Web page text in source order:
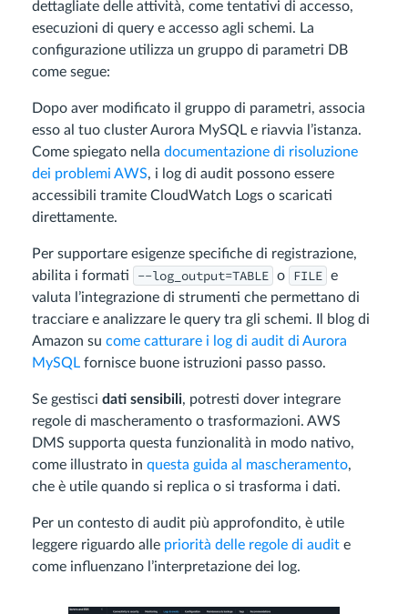
dettagliate delle attività, come tentativi di accesso,
esecuzioni di query e accesso agli schemi. La
configurazione utilizza un gruppo di parametri DB
come segue:
Dopo aver modificato il gruppo di parametri, associa
esso al tuo cluster Aurora MySQL e riavvia l’istanza.
Come spiegato nella documentazione di risoluzione
dei problemi AWS, i log di audit possono essere
accessibili tramite CloudWatch Logs o scaricati
direttamente.
Per supportare esigenze specifiche di registrazione,
abilita i formati
--log_output=TABLE o FILE e
valuta l’integrazione di strumenti che permettano di
tracciare e analizzare le query tra gli schemi. Il blog di
Amazon su come catturare i log di audit di Aurora
MySQL fornisce buone istruzioni passo passo.
Se gestisci dati sensibili, potresti dover integrare
regole di mascheramento o trasformazioni. AWS
DMS supporta questa funzionalità in modo nativo,
come illustrato in questa guida al mascheramento,
che è utile quando si replica o si trasforma i dati.
Per un contesto di audit più approfondito, è utile
leggere riguardo alle priorità delle regole di audit e
come influenzano l’interpretazione dei log.